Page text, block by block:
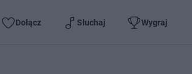
Dołącz Słuchaj Wygraj